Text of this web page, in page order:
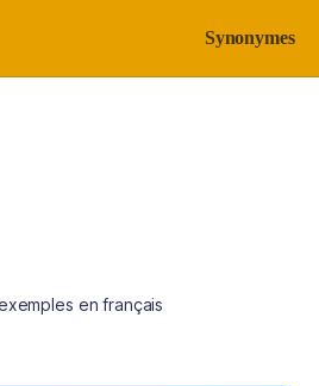
Synonymes
en français